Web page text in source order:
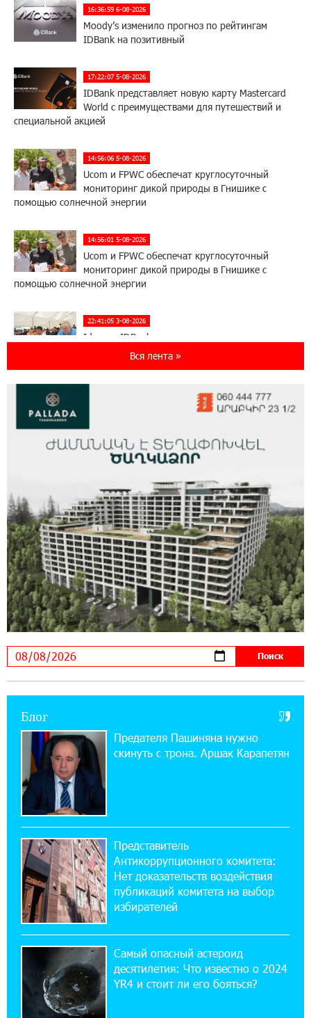
16:36:59 6-08-2026
Moody’s изменило прогноз по рейтингам
IDBank на позитивный
17:22:07 5-08-2026
IDBank представляет новую карту Mastercard
World с преимуществами для путешествий и
специальной акцией
14:56:06 5-08-2026
Ucom и FPWC обеспечат круглосуточный
мониторинг дикой природы в Гнишике с
помощью солнечной энергии
14:56:01 5-08-2026
Ucom и FPWC обеспечат круглосуточный
мониторинг дикой природы в Гнишике с
помощью солнечной энергии
22:41:05 3-08-2026
Idram и IDBank - рядом со стартапами на
Seaside Startup Summit
В мобильном приложении Юнибанка теперь
imID
«Бесплатные бонусы в играх»: IDBank
предупреждает о кибератаках на школьников
11:21:15 31-07-2026
ЕАЭС со временем будет расширяться. Когда-
нибудь это поймёт и рядовой армянин, но
будет уже поздно
11:03:52 31-07-2026
Если Израиль использует тему Геноцида
армян против Эрдогана, то что для него
значит сам Геноцид?
10% годовых и оформление в мобильном
приложении
17:03:49 30-07-2026
Платформа Rate.Trading на Seaside Startup
Summit: IDBank представил инновационное
решение
14:44:13 29-07-2026
Состоялось открытие Khachaturian Rooftop
при поддержке IDBank
Пашинян ты упустил свой шанс уйти
спокойно. Аршак Карапетян
12:04:53 28-07-2026
Обновленный Центр продаж и обслуживания
Вся лента »
Блог
Предателя Пашиняна нужно
скинуть с трона. Аршак Карапетян
Представитель
Антикоррупционного комитета:
Нет доказательств воздействия
публикаций комитета на выбор
избирателей
Самый опасный астероид
десятилетия: Что известно о 2024
YR4 и стоит ли его бояться?